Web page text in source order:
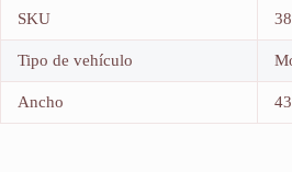
SKU
Tipo de vehículo
Ancho